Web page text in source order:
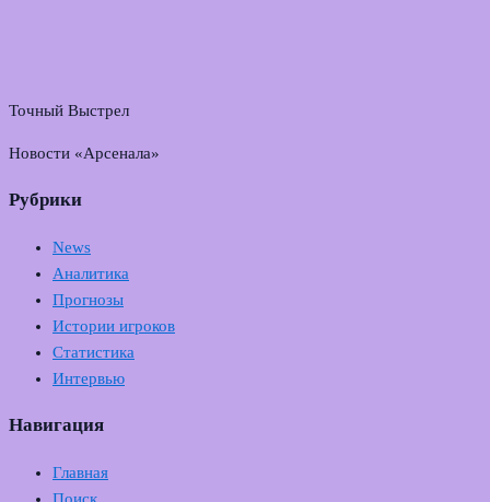
Точный Выстрел
Новости «Арсенала»
Рубрики
News
Аналитика
Прогнозы
Истории игроков
Статистика
Интервью
Навигация
Главная